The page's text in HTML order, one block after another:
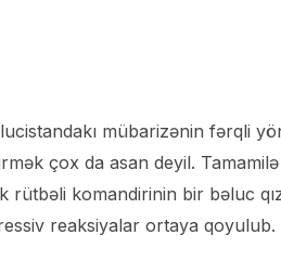
mübarizənin fərqli
çox da asan deyil. Tamamilə
komandirinin bir bəluc
reaksiyalar ortaya